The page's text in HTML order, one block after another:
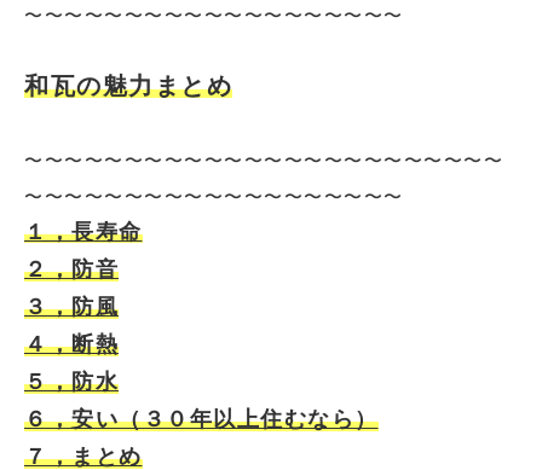
〜〜〜〜〜〜〜〜〜〜〜〜〜〜〜〜〜〜〜
和瓦の魅力まとめ
〜〜〜〜〜〜〜〜〜〜〜〜〜〜〜〜〜〜〜〜〜〜〜〜
〜〜〜〜〜〜〜〜〜〜〜〜〜〜〜〜〜〜〜
１，長寿命
２，防音
３，防風
４，断熱
５，防水
６，安い（３０年以上住むなら）
７，まとめ